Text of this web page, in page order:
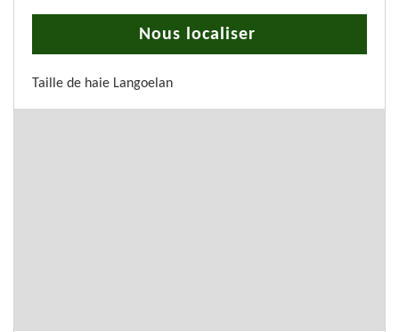
Nous localiser
Taille de haie Langoelan